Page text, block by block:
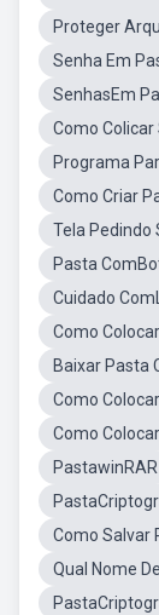
Proteger
Senha Em
SenhasEm
Como
Programa
Como Criar
Tela Pedindo
Pasta
Cuidado
Como
Baixar Pasta
Como
Como
PastawinRAR
Como Salvar
Qual Nome